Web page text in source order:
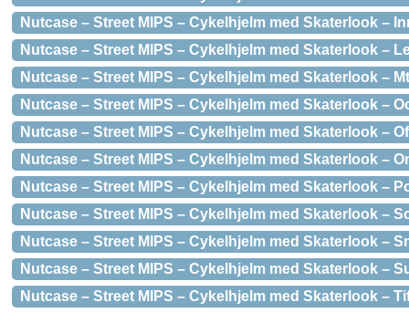
Nutcase – Street MIPS – Cykelhjelm med Skaterlook –
Nutcase – Street MIPS – Cykelhjelm med Skaterlook –
Nutcase – Street MIPS – Cykelhjelm med Skaterlook –
Nutcase – Street MIPS – Cykelhjelm med Skaterlook –
Nutcase – Street MIPS – Cykelhjelm med Skaterlook –
Nutcase – Street MIPS – Cykelhjelm med Skaterlook –
Nutcase – Street MIPS – Cykelhjelm med Skaterlook –
Nutcase – Street MIPS – Cykelhjelm med Skaterlook –
Nutcase – Street MIPS – Cykelhjelm med Skaterlook –
Nutcase – Street MIPS – Cykelhjelm med Skaterlook –
Nutcase – Street MIPS – Cykelhjelm med Skaterlook –